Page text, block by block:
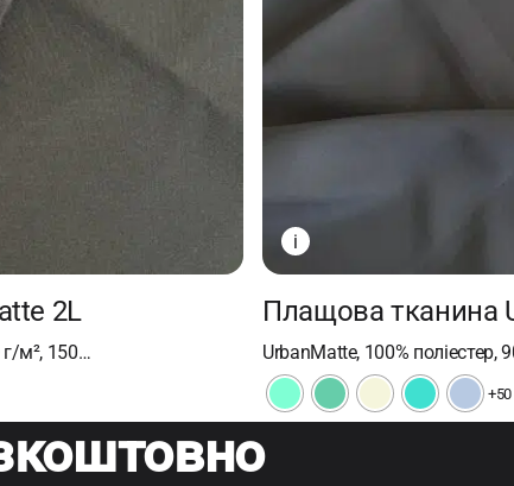
2L
г/м², 150…
i
Плащова тканина
UrbanMatte, 100% поліестер,